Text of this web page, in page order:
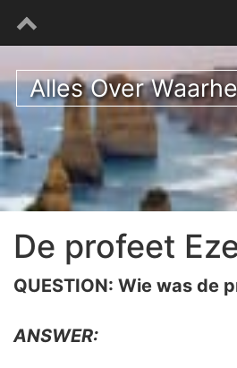
Alles Over
De profeet
QUESTION: Wie was de
ANSWER: